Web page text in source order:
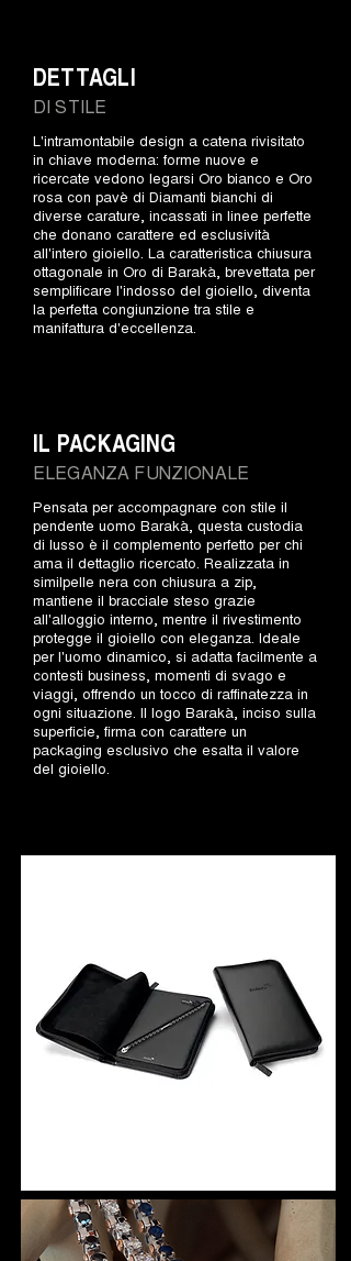
DI STILE
DETTAGLI
L'intramontabile design a catena rivisitato
in chiave moderna: forme nuove e
ricercate vedono legarsi Oro bianco e Oro
rosa con pavè di Diamanti bianchi di
diverse carature, incassati in linee perfette
che donano carattere ed esclusività
all'intero gioiello. La caratteristica chiusura
ottagonale in Oro di Barakà, brevettata per
semplificare l'indosso del gioiello, diventa
la perfetta congiunzione tra stile e
manifattura d'eccellenza.
ELEGANZA FUNZIONALE
IL PACKAGING
Pensata per accompagnare con stile il
pendente uomo Barakà, questa custodia
di lusso è il complemento perfetto per chi
ama il dettaglio ricercato. Realizzata in
similpelle nera con chiusura a zip,
mantiene il bracciale steso grazie
all'alloggio interno, mentre il rivestimento
protegge il gioiello con eleganza. Ideale
per l'uomo dinamico, si adatta facilmente a
contesti business, momenti di svago e
viaggi, offrendo un tocco di raffinatezza in
ogni situazione. Il logo Barakà, inciso sulla
superficie, firma con carattere un
packaging esclusivo che esalta il valore
del gioiello.